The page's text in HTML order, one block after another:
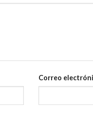
Correo